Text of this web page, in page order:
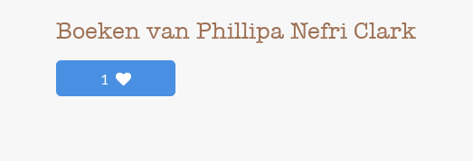
Boeken van Phillipa Nefri Clark
1